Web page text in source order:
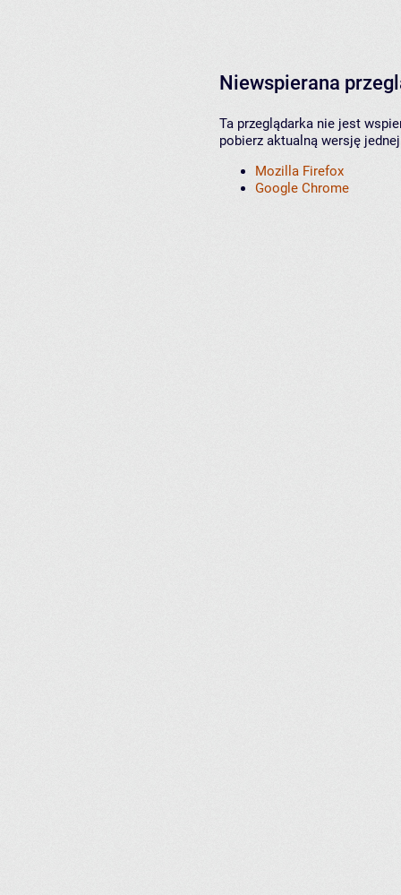
Niewspierana
Ta przeglądarka nie jest
pobierz aktualną wersję
Mozilla Firefox
Google Chrome